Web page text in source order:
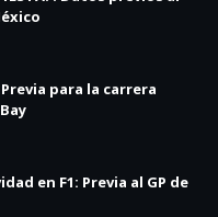
para la carrera
en F1: Previa al GP de